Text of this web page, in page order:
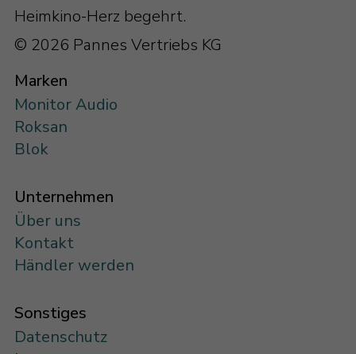
Heimkino-Herz begehrt.
© 2026 Pannes Vertriebs KG
Marken
Monitor Audio
Roksan
Blok
Unternehmen
Über uns
Kontakt
Händler werden
Sonstiges
Datenschutz